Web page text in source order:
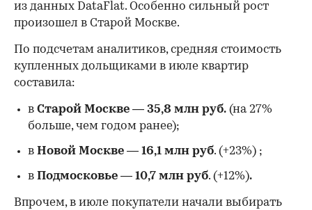
из данных DataFlat. Особенно сильный рост
произошел в Старой Москве.
По подсчетам аналитиков, средняя стоимость
купленных дольщиками в июле квартир
составила:
в Старой Москве — 35,8 млн руб. (на 27%
больше, чем годом ранее);
в Новой Москве — 16,1 млн руб. (+23%) ;
в Подмосковье — 10,7 млн руб. (+12%).
Впрочем, в июле покупатели начали выбирать